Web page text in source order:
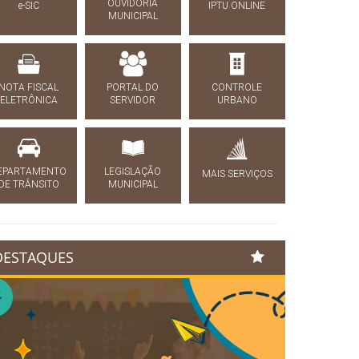
e-SIC
OUVIDORIA
MUNICIPAL
IPTU ONLINE
FISCAL
ELETRÔNICA
PORTAL DO
SERVIDOR
CONTROLE
URBANO
TRÂNSITO
LEGISLAÇÃO
MUNICIPAL
MAIS SERVIÇOS